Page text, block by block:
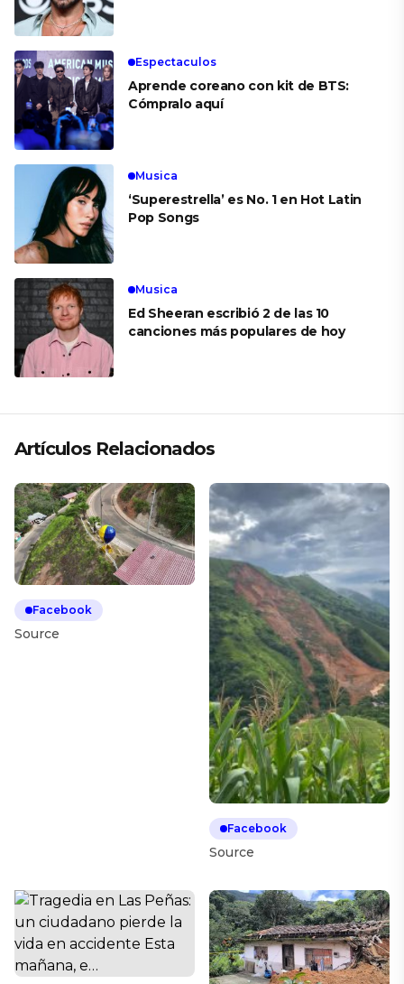
Espectaculos
Aprende coreano con kit de BTS:
Cómpralo aquí
Musica
‘Superestrella’ es No. 1 en Hot Latin
Pop Songs
Musica
Ed Sheeran escribió 2 de las 10
canciones más populares de hoy
Artículos Relacionados
Facebook
Source
Facebook
Source